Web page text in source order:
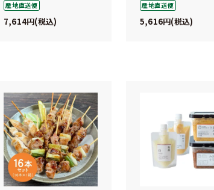
産地直送便
7,614 税込
産地直送便
5,616 税込